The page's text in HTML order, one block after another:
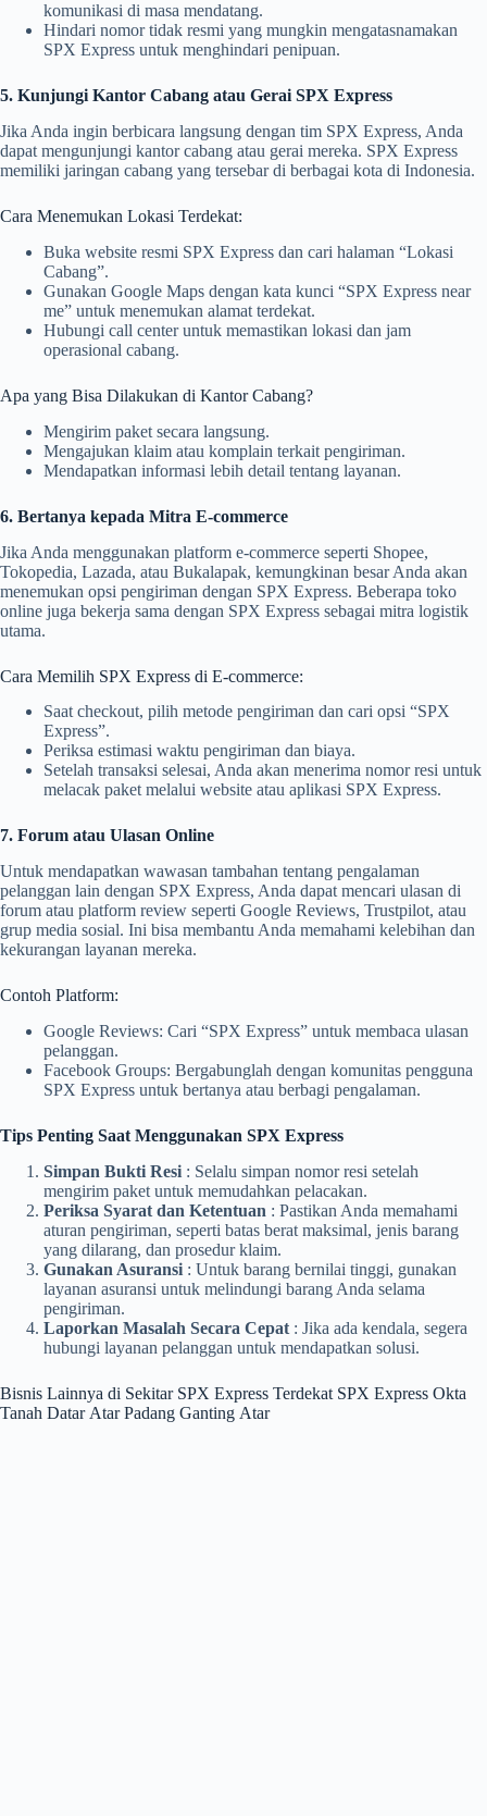
komunikasi di masa mendatang.
Hindari nomor tidak resmi yang mungkin mengatasnamakan
SPX Express untuk menghindari penipuan.
5. Kunjungi Kantor Cabang atau Gerai SPX Express
Jika Anda ingin berbicara langsung dengan tim SPX Express, Anda
dapat mengunjungi kantor cabang atau gerai mereka. SPX Express
memiliki jaringan cabang yang tersebar di berbagai kota di Indonesia.
Cara Menemukan Lokasi Terdekat:
Buka website resmi SPX Express dan cari halaman “Lokasi
Cabang”.
Gunakan Google Maps dengan kata kunci “SPX Express near
me” untuk menemukan alamat terdekat.
Hubungi call center untuk memastikan lokasi dan jam
operasional cabang.
Apa yang Bisa Dilakukan di Kantor Cabang?
Mengirim paket secara langsung.
Mengajukan klaim atau komplain terkait pengiriman.
Mendapatkan informasi lebih detail tentang layanan.
6. Bertanya kepada Mitra E-commerce
Jika Anda menggunakan platform e-commerce seperti Shopee,
Tokopedia, Lazada, atau Bukalapak, kemungkinan besar Anda akan
menemukan opsi pengiriman dengan SPX Express. Beberapa toko
online juga bekerja sama dengan SPX Express sebagai mitra logistik
utama.
Cara Memilih SPX Express di E-commerce:
Saat checkout, pilih metode pengiriman dan cari opsi “SPX
Express”.
Periksa estimasi waktu pengiriman dan biaya.
Setelah transaksi selesai, Anda akan menerima nomor resi untuk
melacak paket melalui website atau aplikasi SPX Express.
7. Forum atau Ulasan Online
Untuk mendapatkan wawasan tambahan tentang pengalaman
pelanggan lain dengan SPX Express, Anda dapat mencari ulasan di
forum atau platform review seperti Google Reviews, Trustpilot, atau
grup media sosial. Ini bisa membantu Anda memahami kelebihan dan
kekurangan layanan mereka.
Contoh Platform:
Google Reviews: Cari “SPX Express” untuk membaca ulasan
pelanggan.
Facebook Groups: Bergabunglah dengan komunitas pengguna
SPX Express untuk bertanya atau berbagi pengalaman.
Tips Penting Saat Menggunakan SPX Express
Simpan Bukti Resi : Selalu simpan nomor resi setelah
mengirim paket untuk memudahkan pelacakan.
Periksa Syarat dan Ketentuan : Pastikan Anda memahami
aturan pengiriman, seperti batas berat maksimal, jenis barang
yang dilarang, dan prosedur klaim.
Gunakan Asuransi : Untuk barang bernilai tinggi, gunakan
layanan asuransi untuk melindungi barang Anda selama
pengiriman.
Laporkan Masalah Secara Cepat : Jika ada kendala, segera
hubungi layanan pelanggan untuk mendapatkan solusi.
Bisnis Lainnya di Sekitar SPX Express Terdekat SPX Express Okta
Tanah Datar Atar Padang Ganting Atar